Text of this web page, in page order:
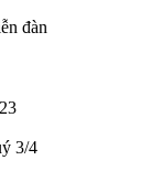
đàn
3/4